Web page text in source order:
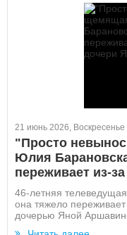
21 июнь 2026, Воскресенье
"Просто
Юлия
переживает из-
46-летняя
она тяжело
дочерью Яной